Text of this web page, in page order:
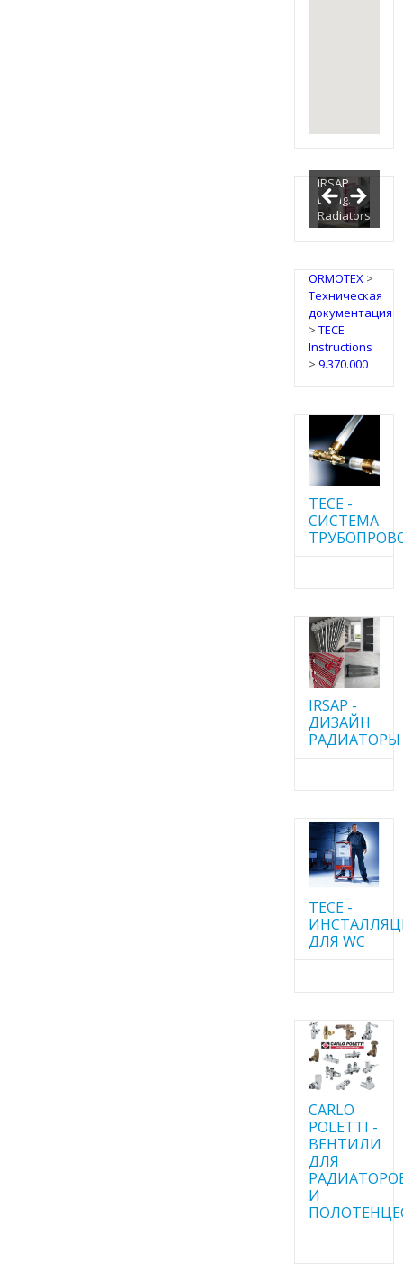
IRSAP
Design
Radiators
ORMOTEX>
Техническая
документация
> TECE
Instructions
> 9.370.000
TECE -
CИСТЕМА
IRSAP -
ДИЗАЙН
РАДИАТОРЫ
TECE -
ДЛЯ WC
CARLO
POLETTI -
ВЕНТИЛИ
ДЛЯ
И